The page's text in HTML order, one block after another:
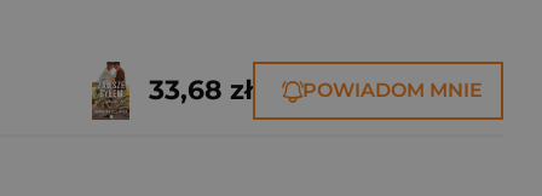
33,68 zł POWIADOM MNIE